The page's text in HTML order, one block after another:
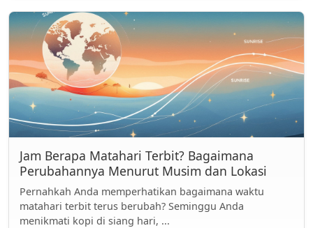
Jam Berapa Matahari Terbit? Bagaimana
Perubahannya Menurut Musim dan Lokasi
Pernahkah Anda memperhatikan bagaimana waktu
matahari terbit terus berubah? Seminggu Anda
menikmati kopi di siang hari, ...